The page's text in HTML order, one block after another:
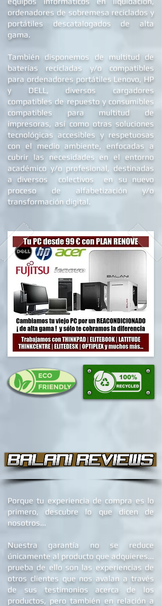
ordenadores de sobremesa reciclados y
portátiles descatalogados de alta
gama.
También disponemos de multitud de
baterías recicladas y/o compatibles
para ordenadores portátiles Lenovo, HP
y DELL, diversos cargadores
compatibles de repuesto y consumibles
compatibles para multitud de
impresoras, así como otras soluciones
tecnológicas accesibles y respetuosas
con el medio ambiente, enfocadas a
cubrir las necesidades en el entorno
académico y/o profesional, destinadas
a diversos colectivos en su nuevo
proceso de alfabetización y/o
transformación digital.
Porque tu experiencia de compra es lo
primero, descubre lo que dicen de
nosotros...
Nuestra garantía no se reduce
únicamente al producto que adquieres...
prueba de ello son las experiencias de
otros clientes que nos avalan a través
de sus testimonios acerca de los
productos, pero también en relación a